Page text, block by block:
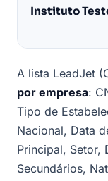
exemplo)
Instituto
A lista LeadJet
por empresa:
Tipo de
Nacional, Data
Principal, Setor,
Secundários,